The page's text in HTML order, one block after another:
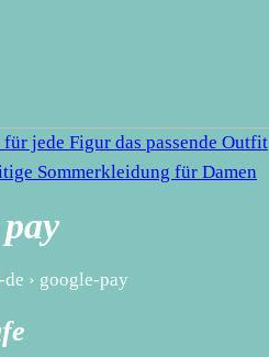
jede Figur das passende Outfit
Sommerkleidung für Damen
› google-pay